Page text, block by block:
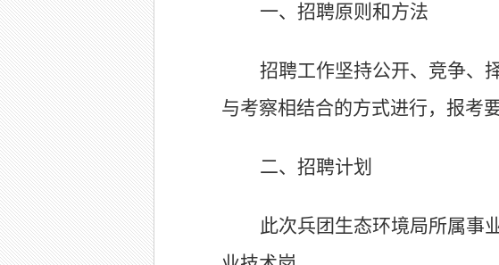
一、招聘原则和方法
招聘工作坚持公开、竞争、
与考察相结合的方式进行，报考
二、招聘计划
此次兵团生态环境局所属事